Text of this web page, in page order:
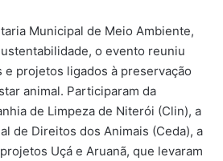
Municipal de Meio Ambiente,
o evento reuniu
projetos ligados à preservação
animal. Participaram da
de Limpeza de Niterói (Clin), a
de Direitos dos Animais (Ceda), a
Uçá e Aruanã, que levaram